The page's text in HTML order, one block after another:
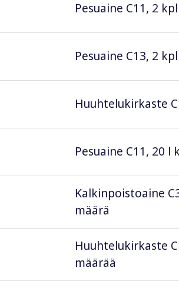
Pesuaine C11, 2
Pesuaine C13, 2
Huuhtelukirkaste
Pesuaine C11, 20 l
Kalkinpoistoaine
määrä
Huuhtelukirkaste
määrää